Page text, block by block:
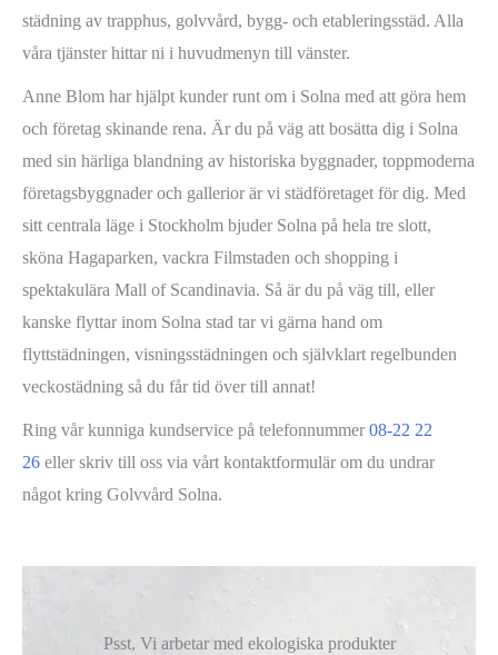
städning av trapphus, golvvård, bygg- och etableringsstäd. Alla
våra tjänster hittar ni i huvudmenyn till vänster.
Anne Blom har hjälpt kunder runt om i Solna med att göra hem
och företag skinande rena. Är du på väg att bosätta dig i Solna
med sin härliga blandning av historiska byggnader, toppmoderna
företagsbyggnader och gallerior är vi städföretaget för dig. Med
sitt centrala läge i Stockholm bjuder Solna på hela tre slott,
sköna Hagaparken, vackra Filmstaden och shopping i
spektakulära Mall of Scandinavia. Så är du på väg till, eller
kanske flyttar inom Solna stad tar vi gärna hand om
flyttstädningen, visningsstädningen och självklart regelbunden
veckostädning så du får tid över till annat!
Ring vår kunniga kundservice på telefonnummer 08-22 22
26 eller skriv till oss via vårt kontaktformulär om du undrar
något kring Golvvård Solna.
Psst, Vi arbetar med ekologiska produkter